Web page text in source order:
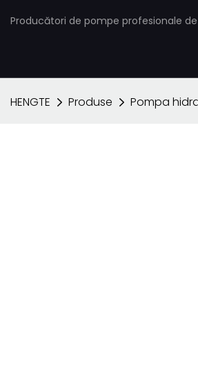
Producători de pompe profesionale
HENGTE Produse Pompa